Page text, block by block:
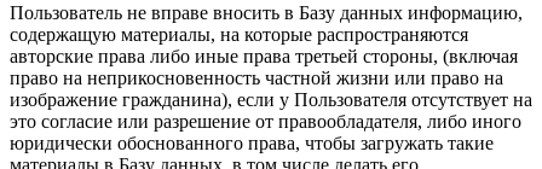
Пользователь не вправе вносить в Базу данных информацию,
содержащую материалы, на которые распространяются
авторские права либо иные права третьей стороны, (включая
право на неприкосновенность частной жизни или право на
изображение гражданина), если у Пользователя отсутствует на
это согласие или разрешение от правообладателя, либо иного
юридически обоснованного права, чтобы загружать такие
материалы в Базу данных, в том числе делать его